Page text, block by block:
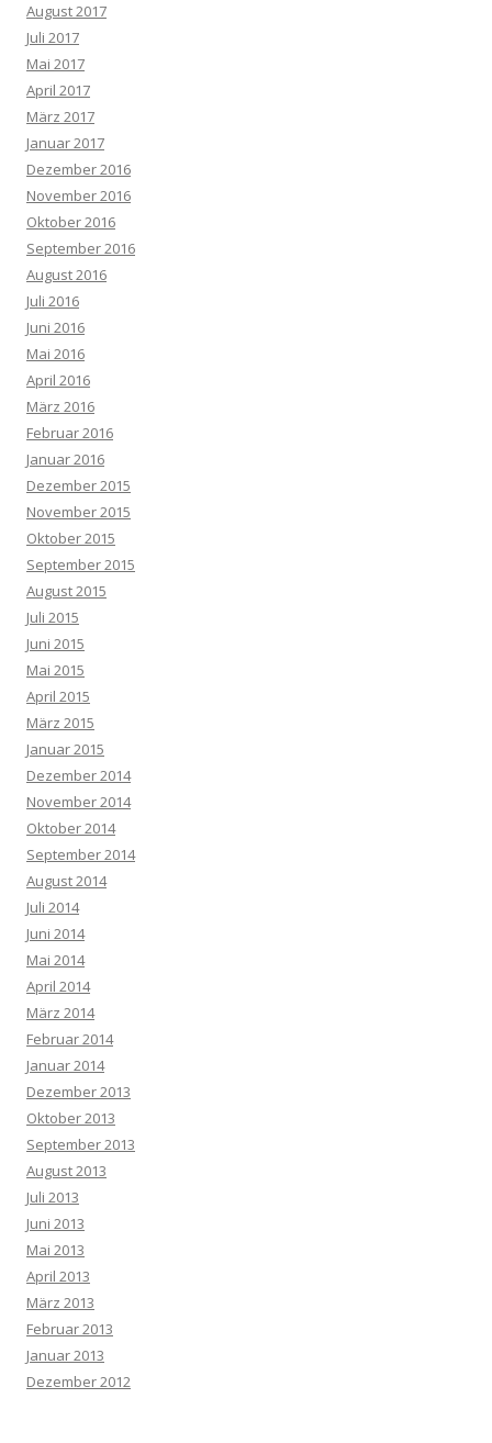
August 2017
Juli 2017
Mai 2017
April 2017
März 2017
Januar 2017
Dezember 2016
November 2016
Oktober 2016
September 2016
August 2016
Juli 2016
Juni 2016
Mai 2016
April 2016
März 2016
Februar 2016
Januar 2016
Dezember 2015
November 2015
Oktober 2015
September 2015
August 2015
Juli 2015
Juni 2015
Mai 2015
April 2015
März 2015
Januar 2015
Dezember 2014
November 2014
Oktober 2014
September 2014
August 2014
Juli 2014
Juni 2014
Mai 2014
April 2014
März 2014
Februar 2014
Januar 2014
Dezember 2013
Oktober 2013
September 2013
August 2013
Juli 2013
Juni 2013
Mai 2013
April 2013
März 2013
Februar 2013
Januar 2013
Dezember 2012